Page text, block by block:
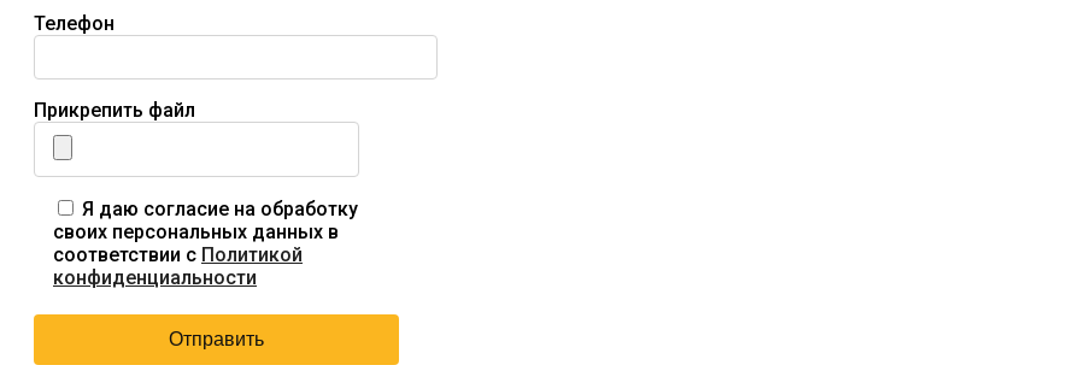
Телефон
Прикрепить файл
Я даю согласие на обработку
своих персональных данных в
соответствии с Политикой
конфиденциальности